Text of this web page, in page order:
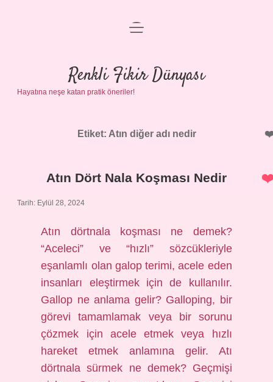
Anasayfa
Gizlilik Politikası
Yasal Uyarı
menüyü
Renkli Fikir Dünyası
Hayatına neşe katan pratik öneriler!
Etiket: Atın diğer adı nedir
Atın Dört Nala Koşması Nedir
Tarih: Eylül 28, 2024
Atın dörtnala koşması ne demek?
“Aceleci” ve “hızlı” sözcükleriyle
eşanlamlı olan galop terimi, acele eden
insanları eleştirmek için de kullanılır.
Gallop ne anlama gelir? Galloping, bir
görevi tamamlamak veya bir sorunu
çözmek için acele etmek veya hızlı
hareket etmek anlamına gelir. Atı
dörtnala sürmek ne demek? Geçmişi